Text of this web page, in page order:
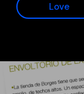
Love